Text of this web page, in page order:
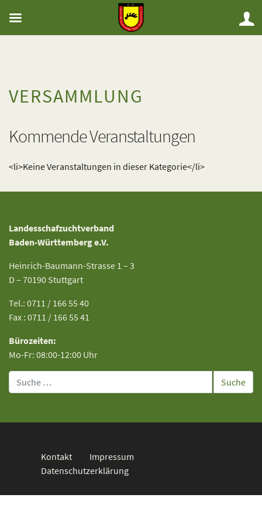
VERSAMMLUNG
Kommende Veranstaltungen
<li>Keine Veranstaltungen in dieser Kategorie</li>
Landesschafzuchtverband
Baden-Württemberg e.V.
Heinrich-Baumann-Strasse 1 – 3
D – 70190 Stuttgart
Tel.: 0711 / 166 55 40
Fax : 0711 / 166 55 41
Bürozeiten:
Mo-Fr: 08:00-12:00 Uhr
Suche
Kontakt
Impressum
Datenschutzerklärung